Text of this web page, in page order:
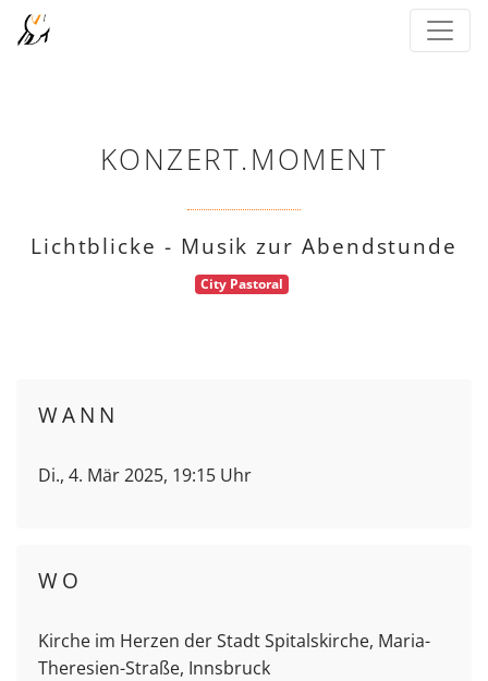
KONZERT.MOMENT
Lichtblicke - Musik zur Abendstunde
City Pastoral
WANN
Di., 4. Mär 2025, 19:15 Uhr
WO
Kirche im Herzen der Stadt Spitalskirche, Maria-
Theresien-Straße, Innsbruck